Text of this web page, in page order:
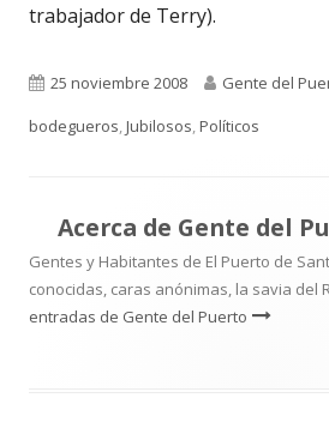
trabajador de Terry).
Publicado
el
25 noviembre 2008 Autor
Gente del
bodegueros,Jubilosos,Políticos
Acerca de Gente del
Gentes y Habitantes de El Puerto de
conocidas, caras anónimas, la savia del
entradas de Gente del Puerto